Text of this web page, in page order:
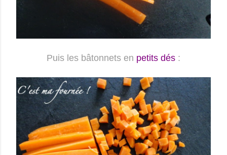
Puis les bâtonnets en petits dés :